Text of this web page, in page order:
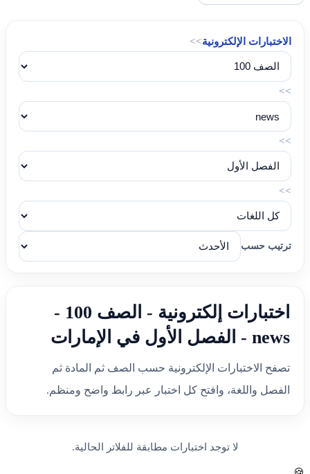
الاختبارات الإلكترونية>>
>>
>>
>>
ترتيب حسب
اختبارات إلكترونية - الصف 100 -
news - الفصل الأول في الإمارات
تصفح الاختبارات الإلكترونية حسب الصف ثم المادة ثم
الفصل واللغة، وافتح كل اختبار عبر رابط واضح ومنظم.
لا توجد اختبارات مطابقة للفلاتر الحالية.